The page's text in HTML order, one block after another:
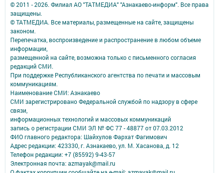
© 2011 - 2026. Филиал АО "ТАТМЕДИА" "Азнакаево-информ". Все права
защищены.
© ТАТМЕДИА. Все материалы, размещенные на сайте, защищены
законом.
Перепечатка, воспроизведение и распространение в любом объеме
информации,
размещенной на сайте, возможна только с письменного согласия
редакций СМИ.
При поддержке Республиканского агентства по печати и массовым
коммуникациям.
Наименование СМИ: Азнакаево
СМИ зарегистрировано Федеральной службой по надзору в сфере
связи,
информационных технологий и массовых коммуникаций
запись о регистрации СМИ ЭЛ № ФС 77 - 48877 от 07.03.2012
ФИО главного редактора: Шайхулов Фархат Фагимович
Адрес редакции: 423330, г. Азнакаево, ул. М. Хасанова, д. 12
Телефон редакции: +7 (85592) 9-43-57
Электронная почта: azmayak@mail.ru